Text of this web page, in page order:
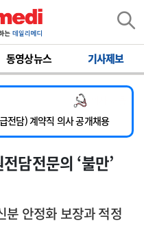
동영상뉴스 기사제보
임상의사 채용
전담) 계약직 의사 공개채용
원모집
년차) 모집
임상의사 채용
전담전문의 ‘불만’
분 안정화 보장과 적정